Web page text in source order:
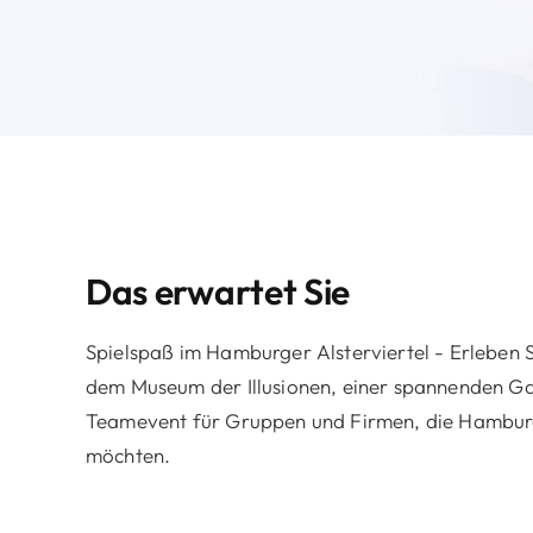
Das erwartet Sie
Spielspaß im Hamburger Alsterviertel - Erleben
dem Museum der Illusionen, einer spannenden
Teamevent für Gruppen und Firmen, die
möchten.